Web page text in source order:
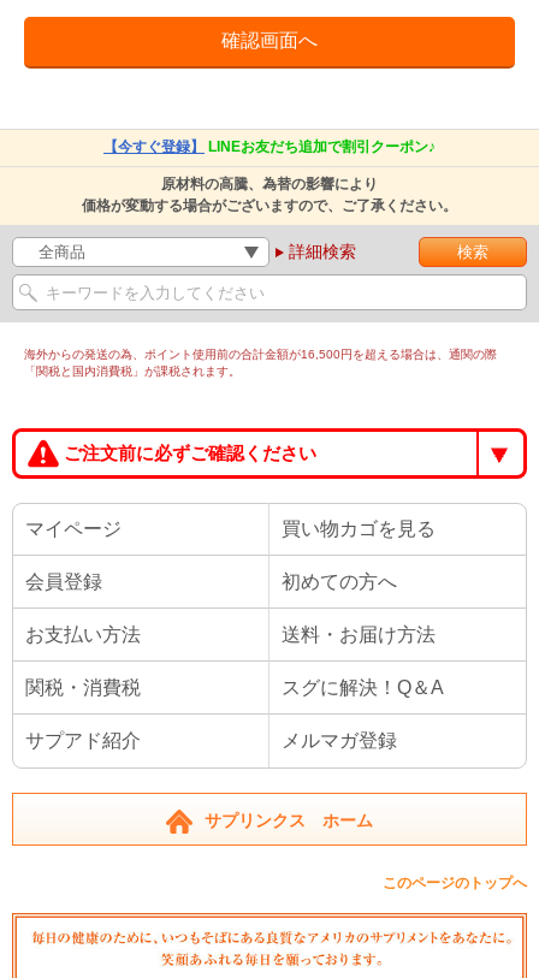
【今すぐ登録】 LINEお友だち追加で割引クーポン♪
原材料の高騰、為替の影響により
価格が変動する場合がございますので、ご了承ください。
詳細検索
海外からの発送の為、ポイント使用前の合計金額が16,500円を超える場合は、通関の際
「関税と国内消費税」が課税されます。
ご注文前に必ずご確認ください
マイページ 買い物カゴを見る
会員登録 初めての方へ
お支払い方法 送料・お届け方法
関税・消費税 スグに解決！Q＆A
サプアド紹介 メルマガ登録
サプリンクス ホーム
このページのトップへ